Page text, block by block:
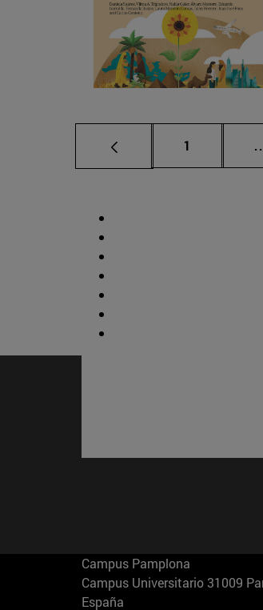
Página
1
Campus Pamplona
Campus Universitario 31009
España